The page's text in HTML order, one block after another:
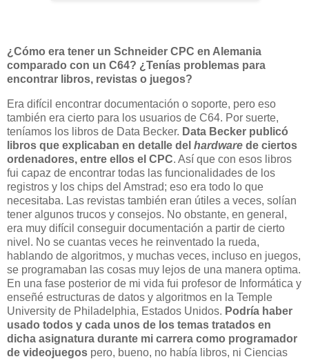
¿Cómo era tener un Schneider CPC en Alemania
comparado con un C64? ¿Tenías problemas para
encontrar libros, revistas o juegos?
Era difícil encontrar documentación o soporte, pero eso
también era cierto para los usuarios de C64. Por suerte,
teníamos los libros de Data Becker. Data Becker publicó
libros que explicaban en detalle del hardware de ciertos
ordenadores, entre ellos el CPC. Así que con esos libros
fui capaz de encontrar todas las funcionalidades de los
registros y los chips del Amstrad; eso era todo lo que
necesitaba. Las revistas también eran útiles a veces, solían
tener algunos trucos y consejos. No obstante, en general,
era muy difícil conseguir documentación a partir de cierto
nivel. No se cuantas veces he reinventado la rueda,
hablando de algoritmos, y muchas veces, incluso en juegos,
se programaban las cosas muy lejos de una manera optima.
En una fase posterior de mi vida fui profesor de Informática y
enseñé estructuras de datos y algoritmos en la Temple
University de Philadelphia, Estados Unidos. Podría haber
usado todos y cada unos de los temas tratados en
dicha asignatura durante mi carrera como programador
de videojuegos pero, bueno, no había libros, ni Ciencias